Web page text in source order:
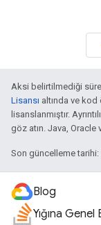
Aksi belirtilmediği
Lisansı altında ve kod
lisanslanmıştır.
göz atın. Java, Oracle
Son güncelleme tarihi:
Blog
Yığına Genel